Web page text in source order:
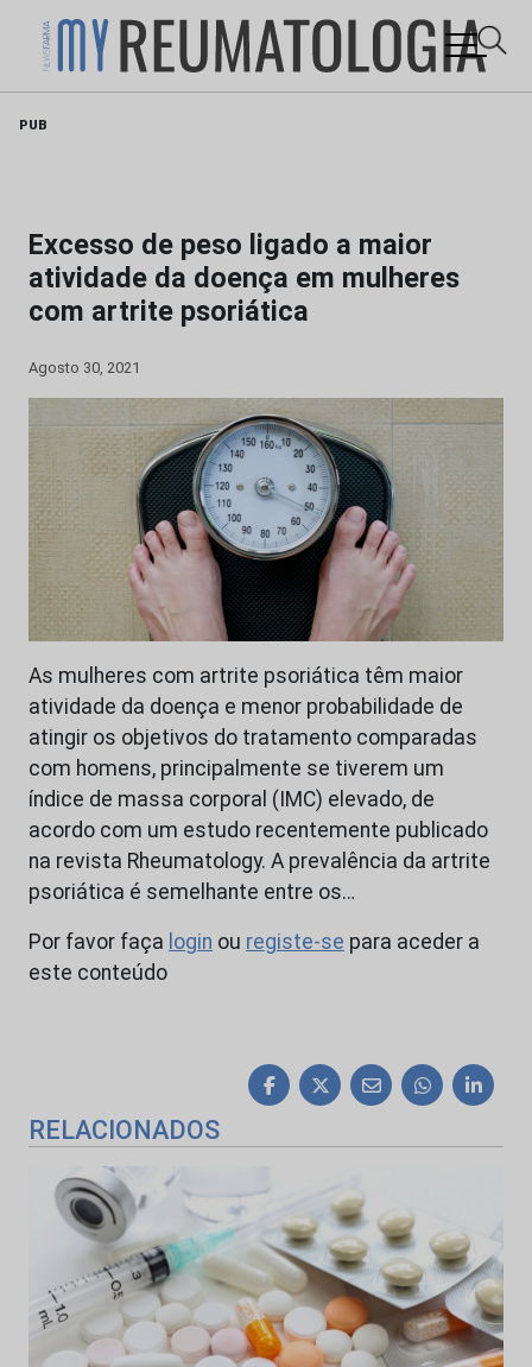
PUB
Excesso de peso ligado a maior
atividade da doença em mulheres
com artrite psoriática
Agosto 30, 2021
As mulheres com artrite psoriática têm maior
atividade da doença e menor probabilidade de
atingir os objetivos do tratamento comparadas
com homens, principalmente se tiverem um
índice de massa corporal (IMC) elevado, de
acordo com um estudo recentemente publicado
na revista Rheumatology. A prevalência da artrite
psoriática é semelhante entre os…
Por favor faça login ou registe-se para aceder a
este conteúdo
RELACIONADOS